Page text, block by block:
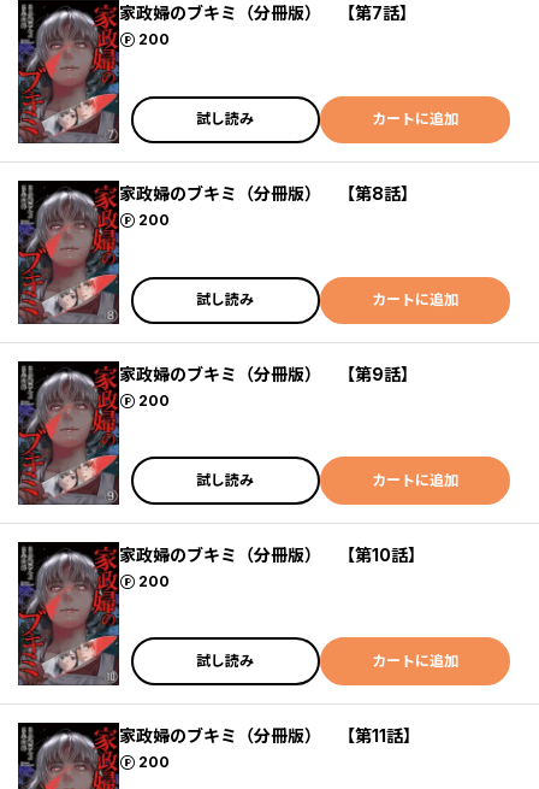
家政婦のブキミ（分冊版） 【第7話】
200
ポイント
試し読み カートに追加
家政婦のブキミ（分冊版） 【第8話】
200
ポイント
試し読み カートに追加
家政婦のブキミ（分冊版） 【第9話】
200
ポイント
試し読み カートに追加
家政婦のブキミ（分冊版） 【第10話】
200
ポイント
試し読み カートに追加
家政婦のブキミ（分冊版） 【第11話】
200
ポイント